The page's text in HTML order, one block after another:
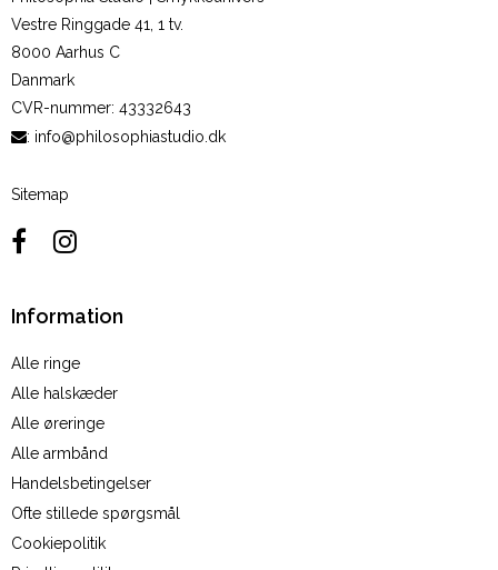
Vestre Ringgade 41, 1 tv.
8000 Aarhus C
Danmark
CVR-nummer: 43332643
: info@philosophiastudio.dk
Sitemap
Information
Alle ringe
Alle halskæder
Alle øreringe
Alle armbånd
Handelsbetingelser
Ofte stillede spørgsmål
Cookiepolitik